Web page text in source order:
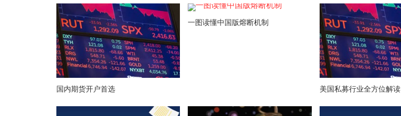
国内期货开户首选
一图读懂中国版熔断机制
美国私募行业全方位解读